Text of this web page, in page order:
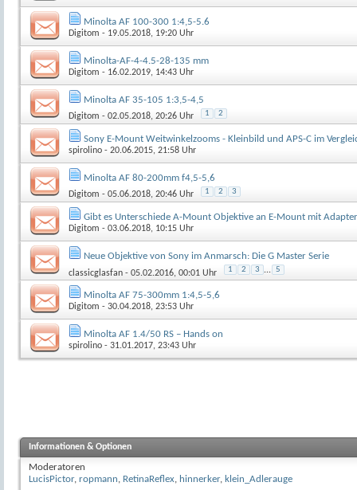
Minolta AF 100-300 1:4,5-5.6
Digitom - 19.05.2018, 19:20 Uhr
Minolta-AF-4-4.5-28-135 mm
Digitom - 16.02.2019, 14:43 Uhr
Minolta AF 35-105 1:3,5-4,5
Digitom - 02.05.2018, 20:26 Uhr 1 2
Sony E-Mount Weitwinkelzooms - Kleinbild und APS-C im
spirolino - 20.06.2015, 21:58 Uhr
Minolta AF 80-200mm f4,5-5,6
Digitom - 05.06.2018, 20:46 Uhr 1 2 3
Gibt es Unterschiede A-Mount Objektive an E-Mount mit Adapter
Digitom - 03.06.2018, 10:15 Uhr
Neue Objektive von Sony im Anmarsch: Die G Master Serie
classicglasfan - 05.02.2016, 00:01 Uhr 1 2 3 ... 5
Minolta AF 75-300mm 1:4,5-5,6
Digitom - 30.04.2018, 23:53 Uhr
Minolta AF 1.4/50 RS – Hands on
spirolino - 31.01.2017, 23:43 Uhr
Informationen & Optionen
Moderatoren
LucisPictor, ropmann, RetinaReflex, hinnerker, klein_Adlerauge